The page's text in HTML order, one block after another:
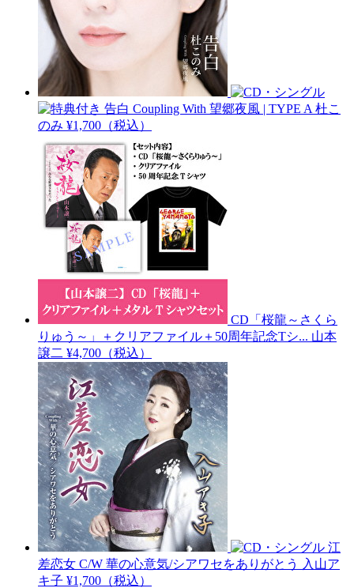
告白 Coupling With 望郷夜風 | TYPE A 杜こ
のみ ¥1,700（税込）
CD「桜龍～さくら
りゅう～」＋クリアファイル＋50周年記念Tシ... 山本
譲二 ¥4,700（税込）
江
差恋女 C/W 華の心意気/シアワセをありがとう
入山ア
キ子 ¥1,700（税込）